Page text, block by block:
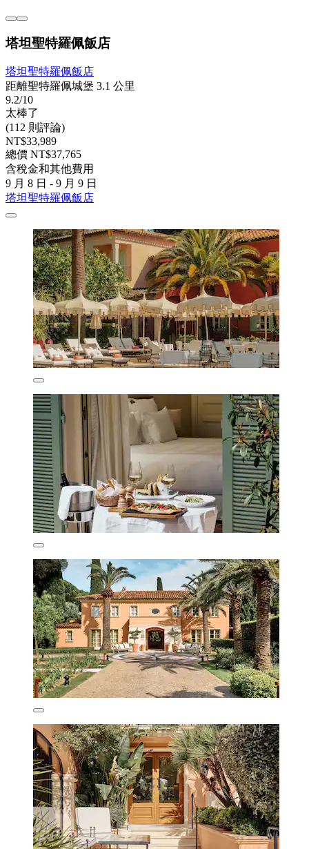
塔坦聖特羅佩飯店
塔坦聖特羅佩飯店
距離聖特羅佩城堡 3.1 公里
9.2/10
太棒了
(112 則評論)
NT$33,989
總價 NT$37,765
含稅金和其他費用
9 月 8 日 - 9 月 9 日
塔坦聖特羅佩飯店